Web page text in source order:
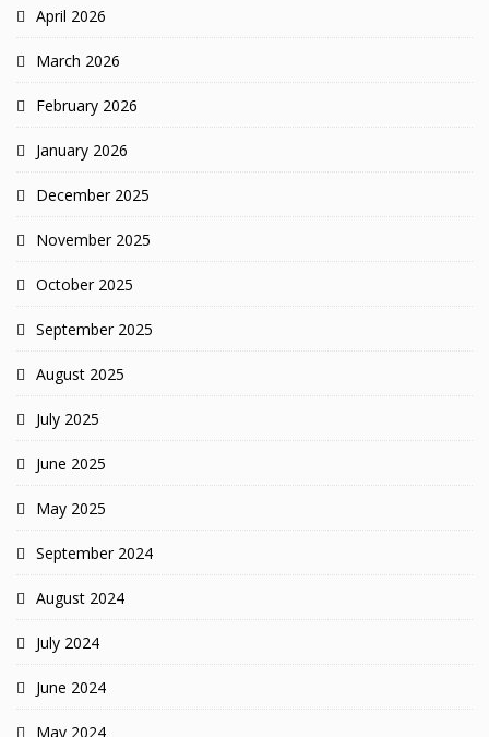
April 2026
March 2026
February 2026
January 2026
December 2025
November 2025
October 2025
September 2025
August 2025
July 2025
June 2025
May 2025
September 2024
August 2024
July 2024
June 2024
May 2024